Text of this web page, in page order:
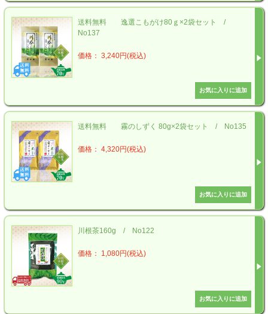
送料無料 逸選こもがけ80ｇ×2袋セット /
No137
価格： 3,240円(税込)
送料無料 霧のしずく 80g×2袋セット / No135
価格： 4,320円(税込)
川根茶160g / No122
価格： 1,080円(税込)